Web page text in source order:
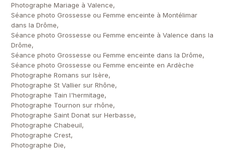
Photographe Mariage à Valence,
Séance photo Grossesse ou Femme enceinte à Montélimar
dans la Drôme,
Séance photo Grossesse ou Femme enceinte à Valence dans la
Drôme,
Séance photo Grossesse ou Femme enceinte dans la Drôme,
Séance photo Grossesse ou Femme enceinte en Ardèche
Photographe Romans sur Isère,
Photographe St Vallier sur Rhône,
Photographe Tain l'hermitage,
Photographe Tournon sur rhône,
Photographe Saint Donat sur Herbasse,
Photographe Chabeuil,
Photographe Crest,
Photographe Die,